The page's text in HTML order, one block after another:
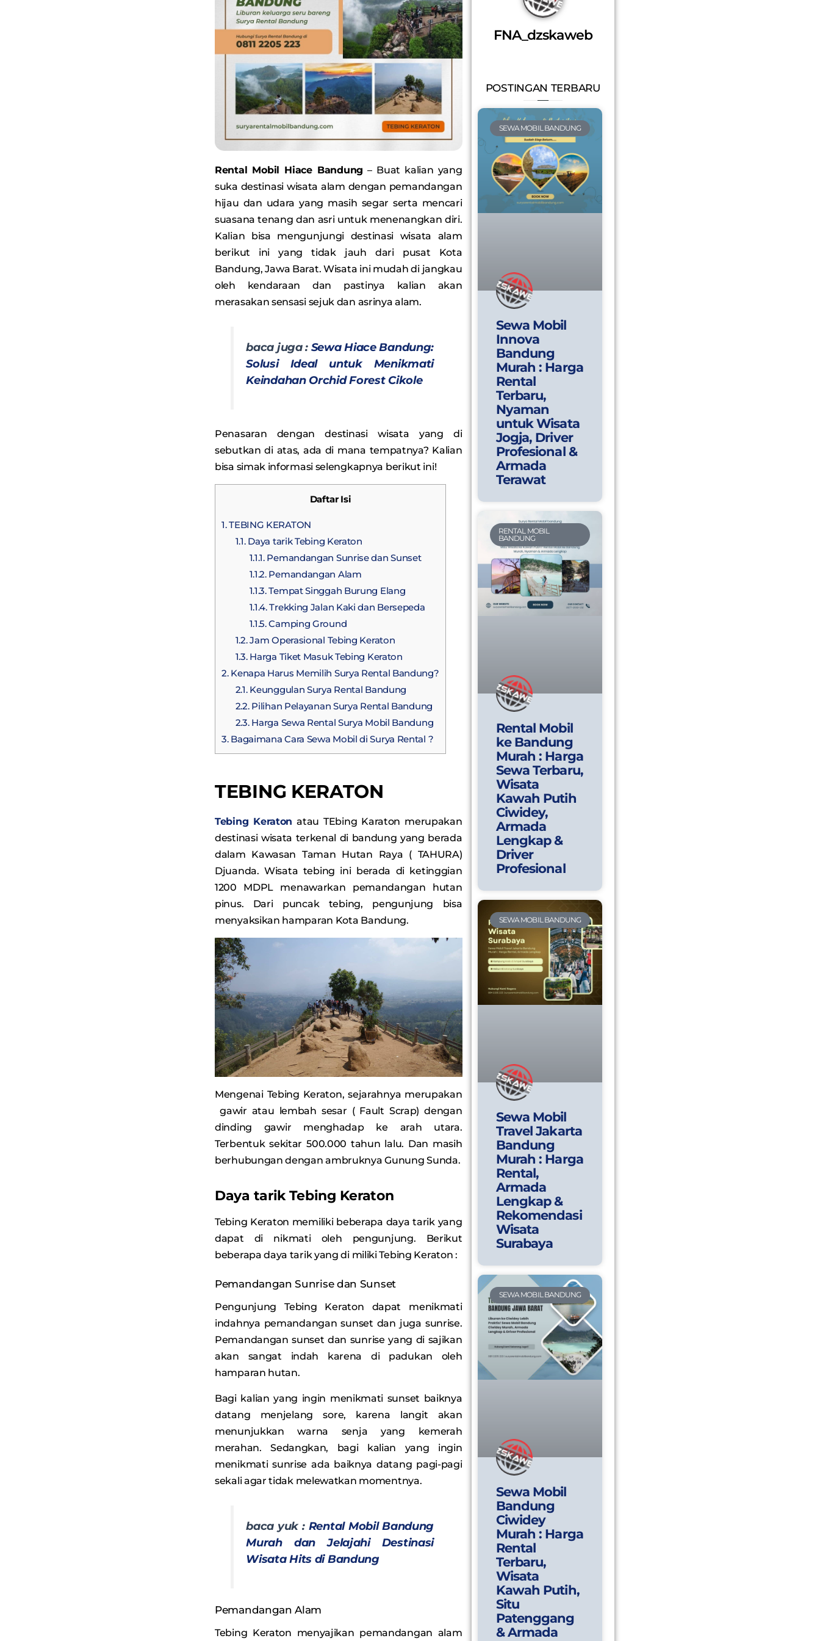
Rental Mobil Hiace Bandung – Buat kalian yang
suka destinasi wisata alam dengan pemandangan
hijau dan udara yang masih segar serta mencari
suasana tenang dan asri untuk menenangkan diri.
Kalian bisa mengunjungi destinasi wisata alam
berikut ini yang tidak jauh dari pusat Kota
Bandung, Jawa Barat. Wisata ini mudah di jangkau
oleh kendaraan dan pastinya kalian akan
merasakan sensasi sejuk dan asrinya alam.
baca juga : Sewa Hiace Bandung:
Solusi Ideal untuk Menikmati
Keindahan Orchid Forest Cikole
Penasaran dengan destinasi wisata yang di
sebutkan di atas, ada di mana tempatnya? Kalian
bisa simak informasi selengkapnya berikut ini!
Daftar Isi
1.TEBING KERATON
1.1.Daya tarik Tebing Keraton
1.1.1.Pemandangan Sunrise dan Sunset
1.1.2.Pemandangan Alam
1.1.3.Tempat Singgah Burung Elang
1.1.4.Trekking Jalan Kaki dan Bersepeda
1.1.5.Camping Ground
1.2.Jam Operasional Tebing Keraton
1.3.Harga Tiket Masuk Tebing Keraton
2.Kenapa Harus Memilih Surya Rental Bandung?
2.1.Keunggulan Surya Rental Bandung
2.2.Pilihan Pelayanan Surya Rental Bandung
2.3.Harga Sewa Rental Surya Mobil Bandung
3.Bagaimana Cara Sewa Mobil di Surya Rental ?
TEBING KERATON
Tebing Keraton atau TEbing Karaton merupakan
destinasi wisata terkenal di bandung yang berada
dalam Kawasan Taman Hutan Raya ( TAHURA)
Djuanda. Wisata tebing ini berada di ketinggian
1200 MDPL menawarkan pemandangan hutan
pinus. Dari puncak tebing, pengunjung bisa
menyaksikan hamparan Kota Bandung.
Mengenai Tebing Keraton, sejarahnya merupakan
gawir atau lembah sesar ( Fault Scrap) dengan
dinding gawir menghadap ke arah utara.
Terbentuk sekitar 500.000 tahun lalu. Dan masih
berhubungan dengan ambruknya Gunung Sunda.
Daya tarik Tebing Keraton
Tebing Keraton memiliki beberapa daya tarik yang
dapat di nikmati oleh pengunjung. Berikut
beberapa daya tarik yang di miliki Tebing Keraton :
Pemandangan Sunrise dan Sunset
Pengunjung Tebing Keraton dapat menikmati
indahnya pemandangan sunset dan juga sunrise.
Pemandangan sunset dan sunrise yang di sajikan
akan sangat indah karena di padukan oleh
hamparan hutan.
Bagi kalian yang ingin menikmati sunset baiknya
datang menjelang sore, karena langit akan
menunjukkan warna senja yang kemerah
merahan. Sedangkan, bagi kalian yang ingin
menikmati sunrise ada baiknya datang pagi-pagi
sekali agar tidak melewatkan momentnya.
baca yuk : Rental Mobil Bandung
Murah dan Jelajahi Destinasi
Wisata Hits di Bandung
Pemandangan Alam
Tebing Keraton menyajikan pemandangan alam
FNA_dzskaweb
POSTINGAN TERBARU
SEWA MOBIL BANDUNG
Sewa Mobil
Innova
Bandung
Murah : Harga
Rental
Terbaru,
Nyaman
untuk Wisata
Jogja, Driver
Profesional &
Armada
Terawat
RENTAL MOBIL
BANDUNG
Rental Mobil
ke Bandung
Murah : Harga
Sewa Terbaru,
Wisata
Kawah Putih
Ciwidey,
Armada
Lengkap &
Driver
Profesional
SEWA MOBIL BANDUNG
Sewa Mobil
Travel Jakarta
Bandung
Murah : Harga
Rental,
Armada
Lengkap &
Rekomendasi
Wisata
Surabaya
SEWA MOBIL BANDUNG
Sewa Mobil
Bandung
Ciwidey
Murah : Harga
Rental
Terbaru,
Wisata
Kawah Putih,
Situ
Patenggang
& Armada